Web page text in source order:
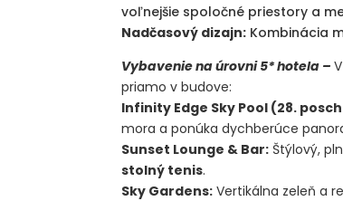
voľnejšie spoločné priestory a
Nadčasový dizajn: Kombinácia
Vybavenie na úrovni 5* hotela –
priamo v budove:
Infinity Edge Sky Pool (28.
mora a ponúka dychberúce
Sunset Lounge & Bar: Štýlový,
stolný tenis.
Sky Gardens: Vertikálna zeleň a